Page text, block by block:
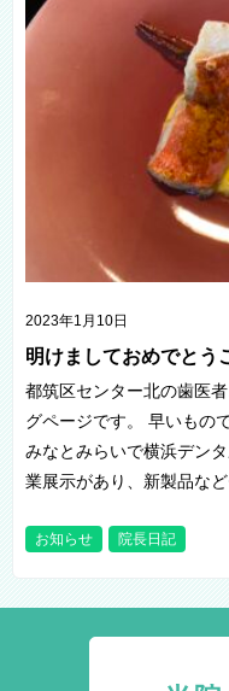
2023年1月10日
明けましておめでとう
都筑区センター北の歯医
グページです。 早いもの
みなとみらいで横浜デン
業展示があり、新製品な
お知らせ 院長日記